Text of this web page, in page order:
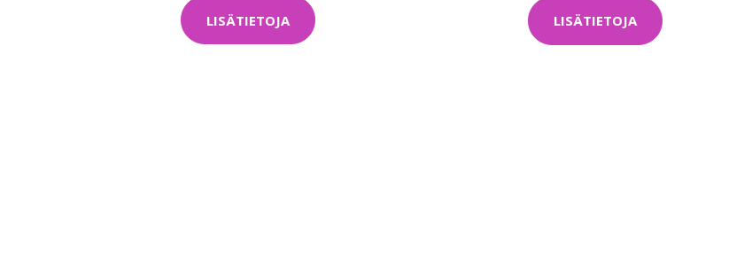
LISÄTIETOJA LISÄTIETOJA